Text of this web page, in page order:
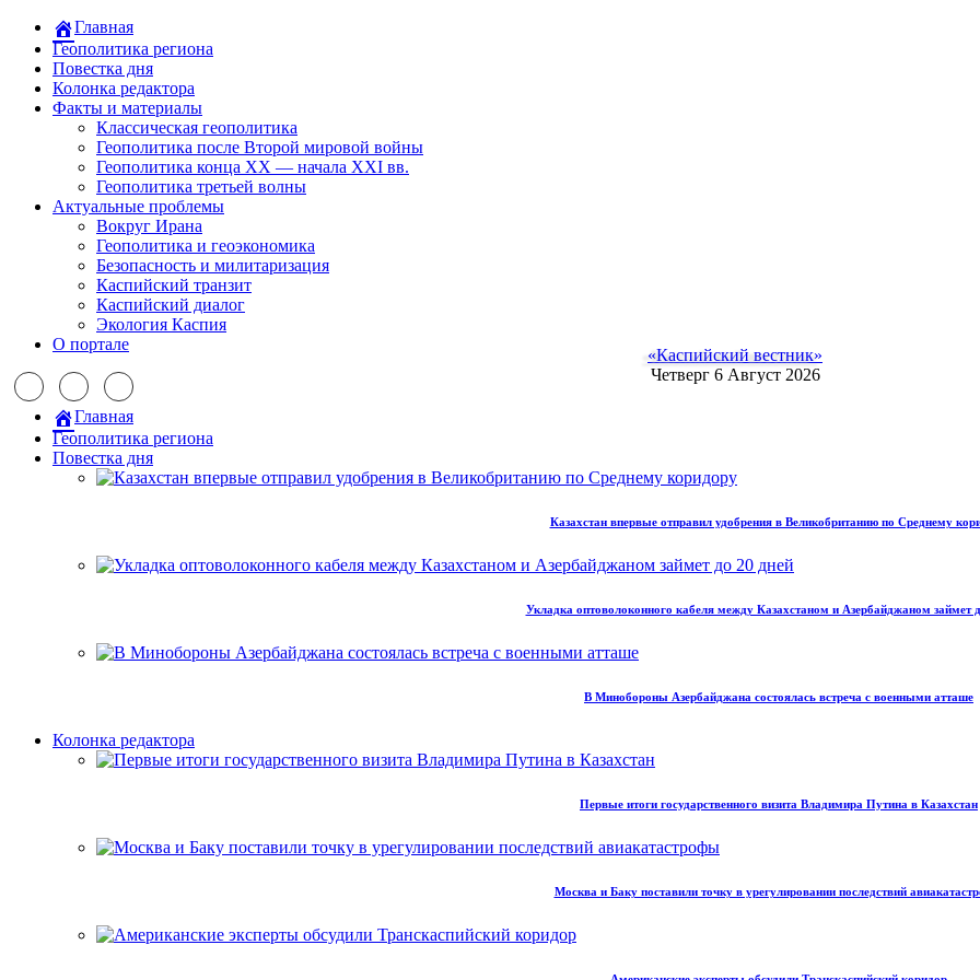
Главная
Геополитика региона
Повестка дня
Колонка редактора
Факты и материалы
Классическая геополитика
Геополитика после Второй мировой войны
Геополитика конца XX — начала XXI вв.
Геополитика третьей волны
Актуальные проблемы
Вокруг Ирана
Геополитика и геоэкономика
Безопасность и милитаризация
Каспийский транзит
Каспийский диалог
Экология Каспия
О портале
«Каспийский вестник»
Четверг 6 Август 2026
Главная
Геополитика региона
Повестка дня
Казахстан впервые отправил удобрения в Великобританию по Среднему
Укладка оптоволоконного кабеля между Казахстаном и Азербайджаном займет
В Минобороны Азербайджана состоялась встреча с военными атташе
Колонка редактора
Первые итоги государственного визита Владимира Путина в Казахстан
Москва и Баку поставили точку в урегулировании последствий